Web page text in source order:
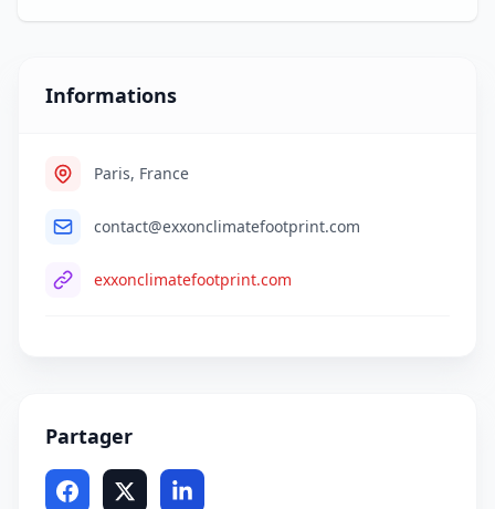
Informations
Paris, France
contact@exxonclimatefootprint.com
exxonclimatefootprint.com
Partager